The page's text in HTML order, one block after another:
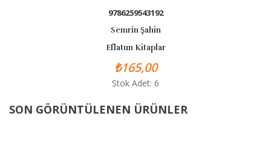
9786259543192
Semrin Şahin
Eflatun Kitaplar
₺165,00
Stok Adet: 6
SON GÖRÜNTÜLENEN ÜRÜNLER